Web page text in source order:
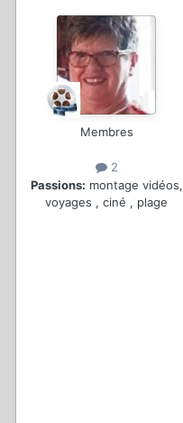
Membres
2
Passions: montage vidéos,
voyages , ciné , plage